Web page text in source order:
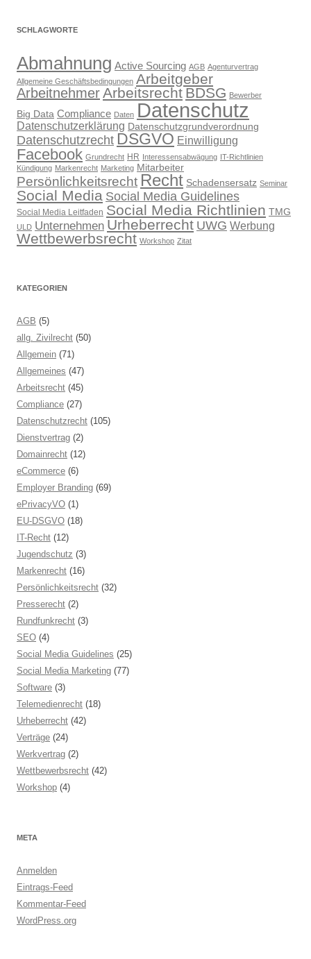
SCHLAGWORTE
Abmahnung Active Sourcing AGB Agenturvertrag
Allgemeine Geschäftsbedingungen Arbeitgeber
ArbeitnehmerArbeitsrecht BDSG Bewerber
Big Data Compliance Daten Datenschutz
Datenschutzerklärung Datenschutzgrundverordnung
Datenschutzrecht DSGVO Einwilligung
Facebook Grundrecht HR Interessensabwägung IT-Richtlinien
Kündigung Markenrecht Marketing Mitarbeiter
Persönlichkeitsrecht Recht Schadensersatz Seminar
Social Media Social Media Guidelines
Social Media Leitfaden Social Media Richtlinien TMG
ULD Unternehmen Urheberrecht UWG Werbung
Wettbewerbsrecht Workshop Zitat
KATEGORIEN
AGB (5)
allg. Zivilrecht (50)
Allgemein (71)
Allgemeines (47)
Arbeitsrecht (45)
Compliance (27)
Datenschutzrecht (105)
Dienstvertrag (2)
Domainrecht (12)
eCommerce (6)
Employer Branding (69)
ePrivacyVO (1)
EU-DSGVO (18)
IT-Recht (12)
Jugendschutz (3)
Markenrecht (16)
Persönlichkeitsrecht (32)
Presserecht (2)
Rundfunkrecht (3)
SEO (4)
Social Media Guidelines (25)
Social Media Marketing (77)
Software (3)
Telemedienrecht (18)
Urheberrecht (42)
Verträge (24)
Werkvertrag (2)
Wettbewerbsrecht (42)
Workshop (4)
META
Anmelden
Eintrags-Feed
Kommentar-Feed
WordPress.org